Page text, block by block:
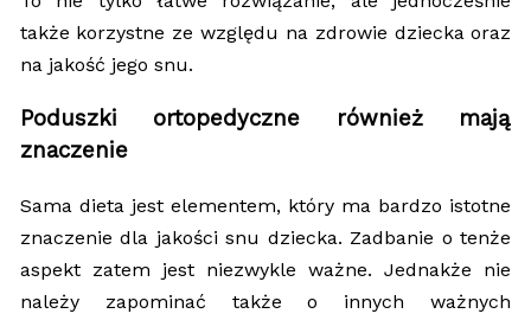
także korzystne ze względu na zdrowie dziecka oraz
na jakość jego snu.
Poduszki ortopedyczne również mają
znaczenie
Sama dieta jest elementem, który ma bardzo istotne
znaczenie dla jakości snu dziecka. Zadbanie o tenże
aspekt zatem jest niezwykle ważne. Jednakże nie
należy zapominać także o innych ważnych